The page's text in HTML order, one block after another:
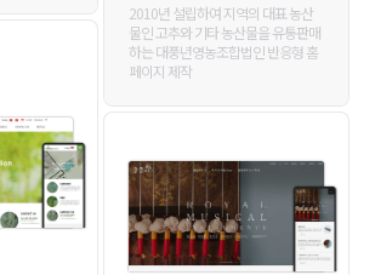
2010년 설립하여 지역의 대표 농산
물인 고추와 기타 농산물을 유통판매
하는 대풍년영농조합법인 반응형 홈
페이지 제작